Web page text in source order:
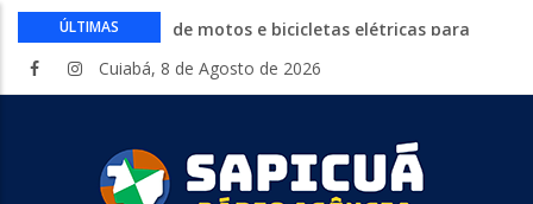
ÚLTIMAS
Circuito Fazenda Rosa estreia na
atividades do agronegócio
sexta-feira
Começa nesta sexta-feira em Cuiabá o
Cuiabá, 8 de Agosto de 2026